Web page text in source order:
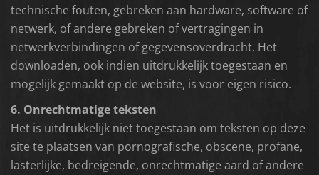
technische fouten, gebreken aan hardware, software of
netwerk, of andere gebreken of vertragingen in
netwerkverbindingen of gegevensoverdracht. Het
downloaden, ook indien uitdrukkelijk toegestaan en
mogelijk gemaakt op de website, is voor eigen risico.
6. Onrechtmatige teksten
Het is uitdrukkelijk niet toegestaan om teksten op deze
site te plaatsen van pornografische, obscene, profane,
lasterlijke, bedreigende, onrechtmatige aard of andere